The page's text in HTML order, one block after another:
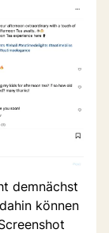
demnächst
können